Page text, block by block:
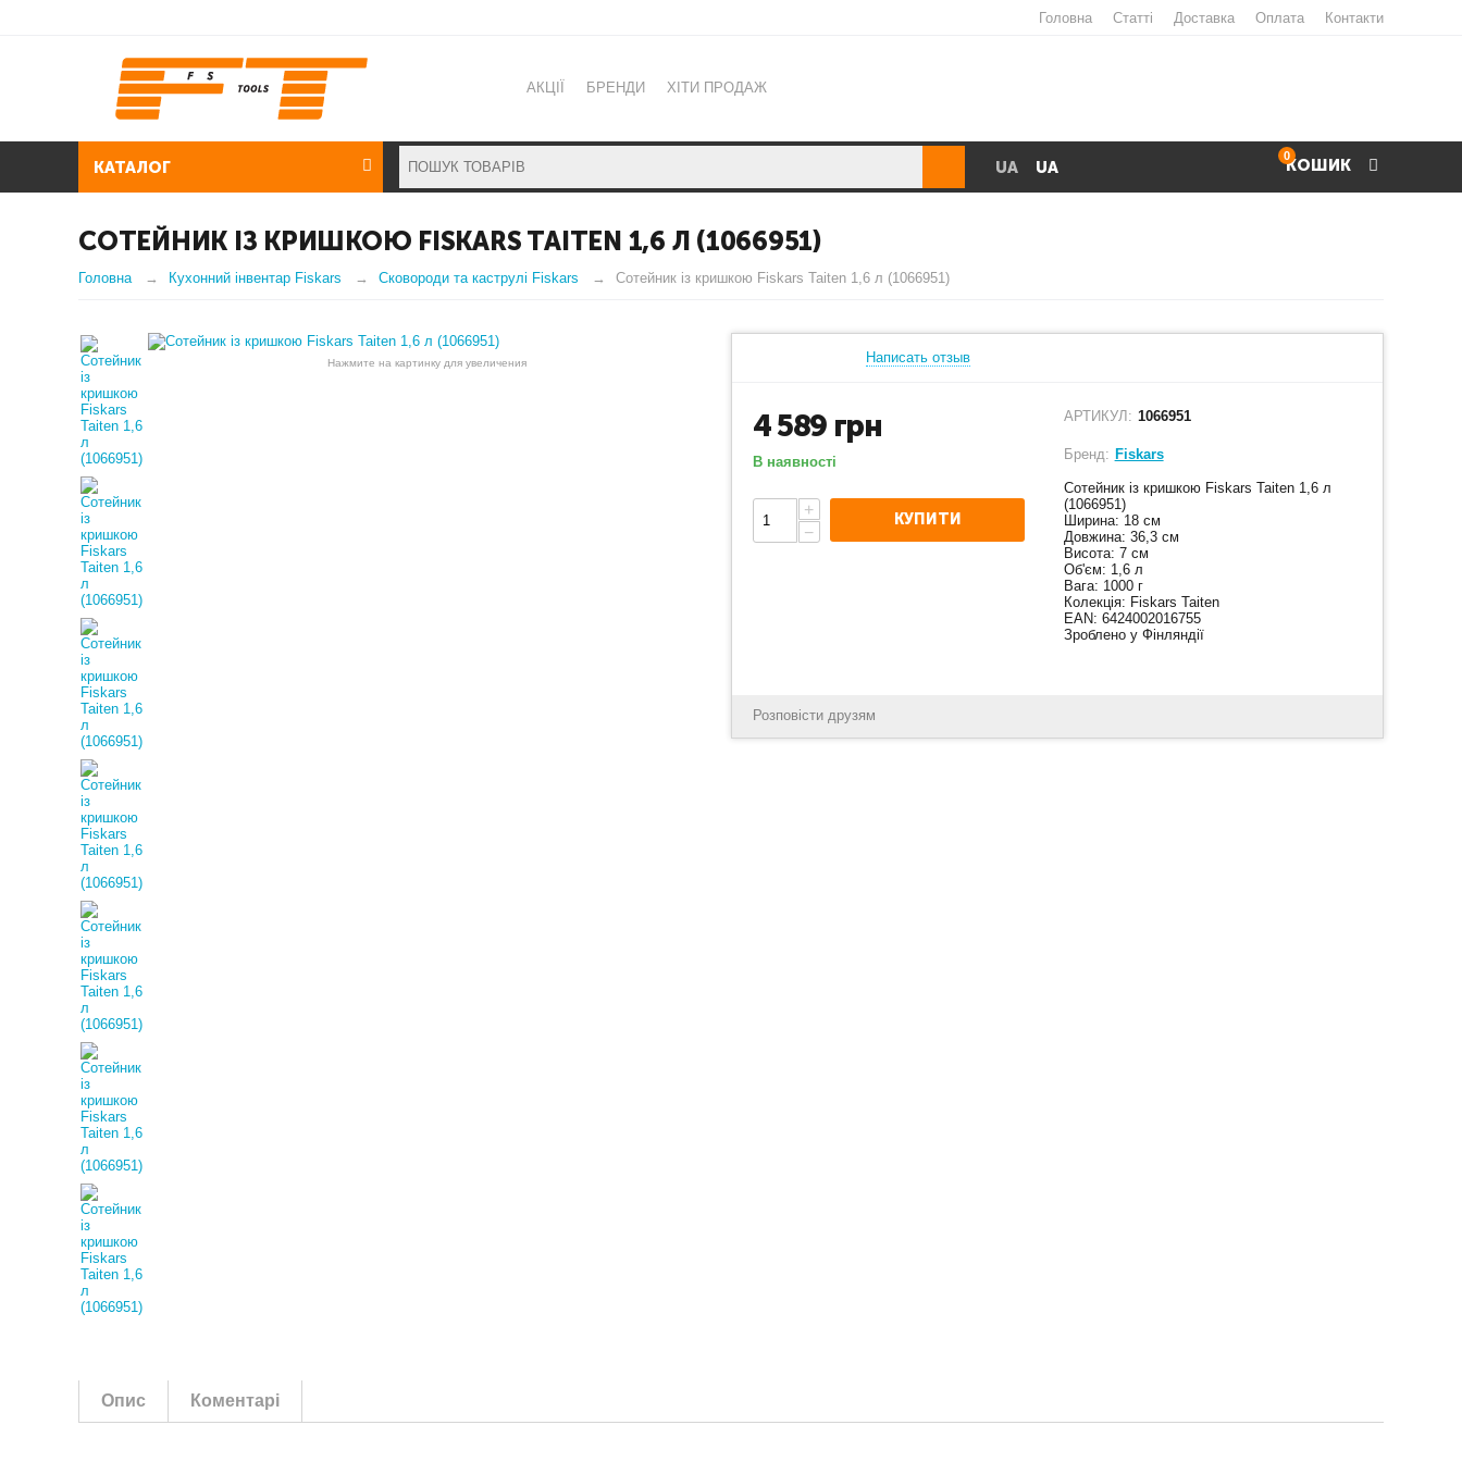
Головна Статті Доставка Оплата Контакти
АКЦІЇ БРЕНДИ ХІТИ ПРОДАЖ
КАТАЛОГ UA UA
0КОШИК
СОТЕЙНИК ІЗ КРИШКОЮ FISKARS TAITEN 1,6 Л (1066951)
Головна Кухонний інвентар Fiskars Сковороди та каструлі Fiskars Сотейник із кришкою Fiskars Taiten 1,6 л (1066951)
Нажмите на картинку для увеличения Написать отзыв
4 589 грн
В наявності
+
−
КУПИТИ
АРТИКУЛ: 1066951
Бренд: Fiskars
Сотейник із кришкою Fiskars Taiten 1,6 л
(1066951)
Ширина: 18 см
Довжина: 36,3 см
Висота: 7 см
Об'єм: 1,6 л
Вага: 1000 г
Колекція: Fiskars Taiten
EAN: 6424002016755
Зроблено у Фінляндії
Розповісти друзям
Опис Коментарі